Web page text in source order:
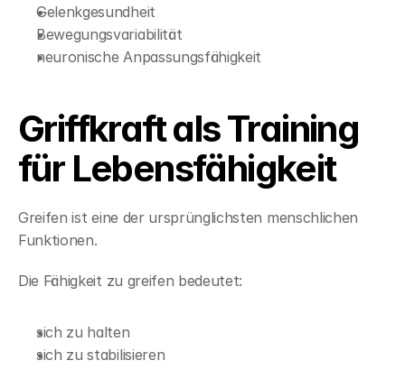
Gelenkgesundheit
Bewegungsvariabilität
neuronische Anpassungsfähigkeit
Griffkraft als Training
für Lebensfähigkeit
Greifen ist eine der ursprünglichsten menschlichen
Funktionen.
Die Fähigkeit zu greifen bedeutet:
sich zu halten
sich zu stabilisieren